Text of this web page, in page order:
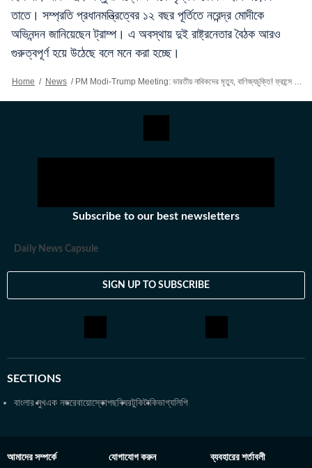
তাতে। সম্প্রতি প্রধানমন্ত্রিত্বের ১২ বছর পূর্তিতে নরেন্দ্র মোদীকে
অভিনন্দন জানিয়েছেন ট্রাম্প। এ অবস্থায় দুই রাষ্ট্রনেতার বৈঠক আরও
গুরুত্বপূর্ণ হয়ে উঠেছে বলে মনে করা হচ্ছে।
Home / News / PM Modi-Trump Meeting: ভারতীয় নাবিকদের মৃত্যু, বাণিজ্যচুক্তি! ফ্রান্সে জি-৭ সম্মেলনের ফাঁকেই বৈঠকে PM মোদী-ট্রাম্প
Subscribe to our best newsletters
Daily News Capsule
SIGN UP TO SUBSCRIBE
SECTIONS
বাংলার মুখএক নজরেবায়োস্কোপছবিঘরটুকিটাকিভাগ্যলিপি
আমাদের সম্পর্কে যোগাযোগ করুন ব্যবহারের শর্তাবলী